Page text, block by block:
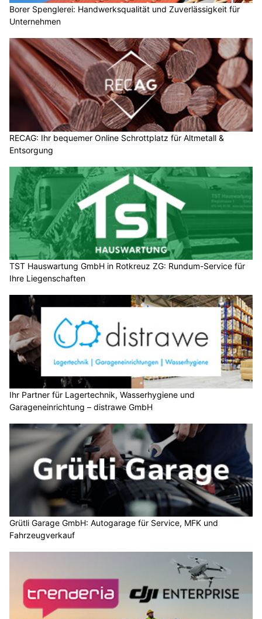
Borer Spenglerei: Handwerksqualität und Zuverlässigkeit für
Unternehmen
RECAG: Ihr bequemer Online Schrottplatz für Altmetall &
Entsorgung
TST Hauswartung GmbH in Rotkreuz ZG: Rundum-Service für
Ihre Liegenschaften
Ihr Partner für Lagertechnik, Wasserhygiene und
Garageneinrichtung – distrawe GmbH
Grütli Garage GmbH: Autogarage für Service, MFK und
Fahrzeugverkauf